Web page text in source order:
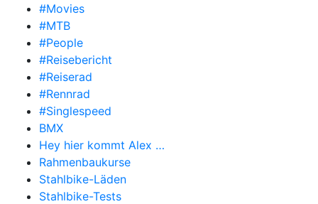
#Movies
#MTB
#People
#Reisebericht
#Reiserad
#Rennrad
#Singlespeed
BMX
Hey hier kommt Alex …
Rahmenbaukurse
Stahlbike-Läden
Stahlbike-Tests